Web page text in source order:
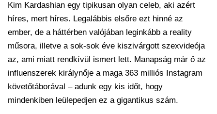
Kim Kardashian egy tipikusan olyan celeb, aki azért
híres, mert híres. Legalábbis elsőre ezt hinné az
ember, de a háttérben valójában leginkább a reality
műsora, illetve a sok-sok éve kiszivárgott szexvideója
az, ami miatt rendkívül ismert lett. Manapság már ő az
influenszerek királynője a maga 363 milliós Instagram
követőtáborával – adunk egy kis időt, hogy
mindenkiben leülepedjen ez a gigantikus szám.